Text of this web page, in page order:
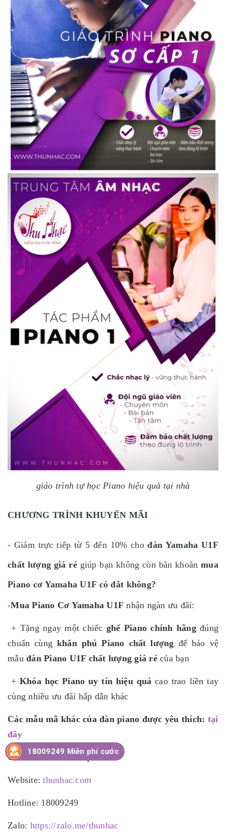
giáo trình tự học Piano hiệu quả tại nhà
CHƯƠNG TRÌNH KHUYẾN MÃI
- Giảm trực tiếp từ 5 đến 10% chođàn Yamaha U1F
chất lượng giá rẻgiúp bạn không còn băn khoănmua
Piano cơ Yamaha U1F có đắt không?
-Mua Piano Cơ Yamaha U1F nhận ngàn ưu đãi:
+ Tặng ngay một chiếc ghế Piano chính hãngđúng
chuẩn cùng khăn phủ Piano chất lượng để bảo vệ
mẫuđàn Piano U1F chất lượng giá rẻcủa bạn
+ Khóa học Piano uy tín hiệu quả cao trao liền tay
cùng nhiều ưu đãi hấp dẫn khác
Các mẫu mã khác của đàn piano được yêu thích: tại
đây
CHI TIẾT LIÊN HỆ
Website:thunhac.com
Hotline: 18009249
Zalo: https://zalo.me/thunhac
18009249 Miễn phí cước